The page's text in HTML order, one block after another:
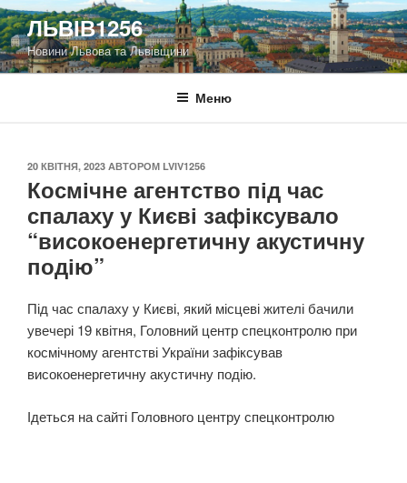
Перейти
до
вмісту
ЛЬВІВ1256
Новини Львова та Львівщини
Меню
ОПУБЛІКОВАНО
20 КВІТНЯ, 2023 АВТОРОМ LVIV1256
Космічне агентство під час
спалаху у Києві зафіксувало
“високоенергетичну акустичну
подію”
Під час спалаху у Києві, який місцеві жителі бачили
увечері 19 квітня, Головний центр спецконтролю при
космічному агентстві України зафіксував
високоенергетичну акустичну подію.
Ідеться на сайті Головного центру спецконтролю